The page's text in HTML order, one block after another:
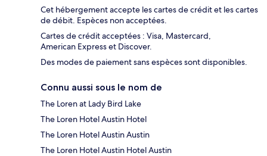
Cet hébergement accepte les cartes de crédit et les cartes
de débit. Espèces non acceptées.
Cartes de crédit acceptées : Visa, Mastercard,
American Express et Discover.
Des modes de paiement sans espèces sont disponibles.
Connu aussi sous le nom de
The Loren at Lady Bird Lake
The Loren Hotel Austin Hotel
The Loren Hotel Austin Austin
The Loren Hotel Austin Hotel Austin